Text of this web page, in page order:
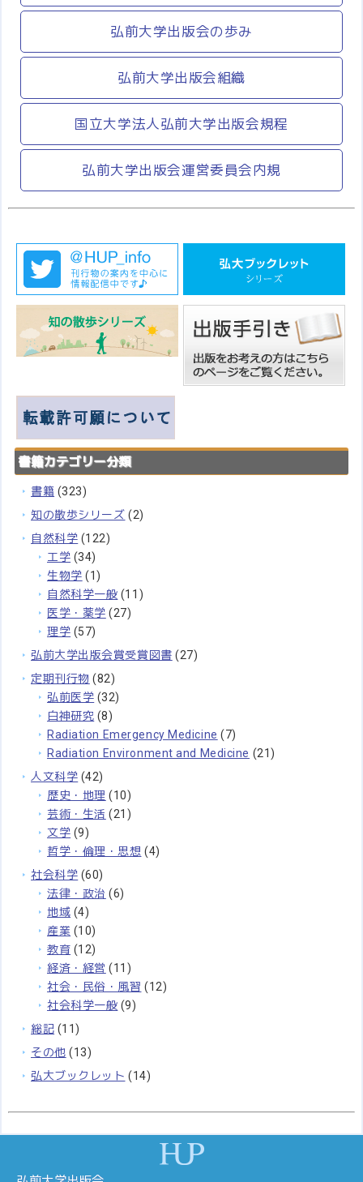
弘前大学出版会の歩み
弘前大学出版会組織
国立大学法人弘前大学出版会規程
弘前大学出版会運営委員会内規
書籍カテゴリー分類
書籍 (323)
知の散歩シリーズ (2)
自然科学 (122)
工学 (34)
生物学 (1)
自然科学一般 (11)
医学・薬学 (27)
理学 (57)
弘前大学出版会賞受賞図書 (27)
定期刊行物 (82)
弘前医学 (32)
白神研究 (8)
Radiation Emergency Medicine (7)
Radiation Environment and Medicine (21)
人文科学 (42)
歴史・地理 (10)
芸術・生活 (21)
文学 (9)
哲学・倫理・思想 (4)
社会科学 (60)
法律・政治 (6)
地域 (4)
産業 (10)
教育 (12)
経済・経営 (11)
社会・民俗・風習 (12)
社会科学一般 (9)
総記 (11)
その他 (13)
弘大ブックレット (14)